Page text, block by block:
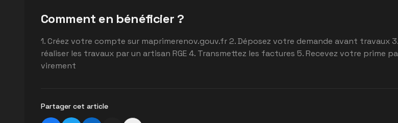
Comment en bénéficier ?
1. Créez votre compte sur maprimerenov.gouv.fr 2. Déposez votre demande avant travaux
réaliser les travaux par un artisan RGE 4. Transmettez les factures 5. Recevez votre prime
virement
Partager cet article